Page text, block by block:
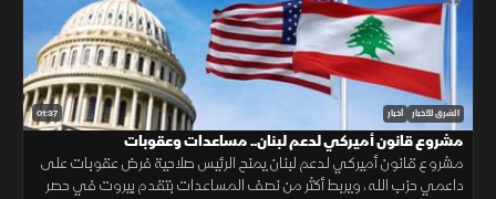
01:37 الشرق للأخبار أخبار
مشروع قانون أميركي لدعم لبنان.. مساعدات وعقوبات
مشروع قانون أميركي لدعم لبنان يمنح الرئيس صلاحية فرض عقوبات على
داعمي حزب الله، ويربط أكثر من نصف المساعدات بتقدم بيروت في حصر